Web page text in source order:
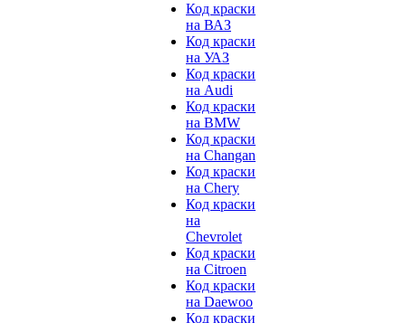
Код краски
на ВАЗ
Код краски
на УАЗ
Код краски
на Audi
Код краски
на BMW
Код краски
на Changan
Код краски
на Chery
Код краски
на
Chevrolet
Код краски
на Citroen
Код краски
на Daewoo
Код краски